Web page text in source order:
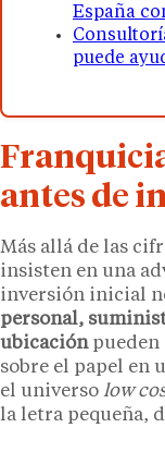
España
puede
antes de
Más allá de las
insisten en una
inversión inicial
personal,
ubicaciónpueden
sobre el papel en
el universo low
la letra pequeña,